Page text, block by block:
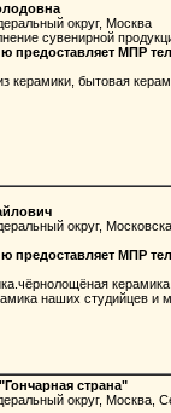
округ, Москва
сувенирной
предоставляет МПР
керамики, бытовая
округ,
предоставляет МПР
наших студийцев и
страна"
округ, Москва,